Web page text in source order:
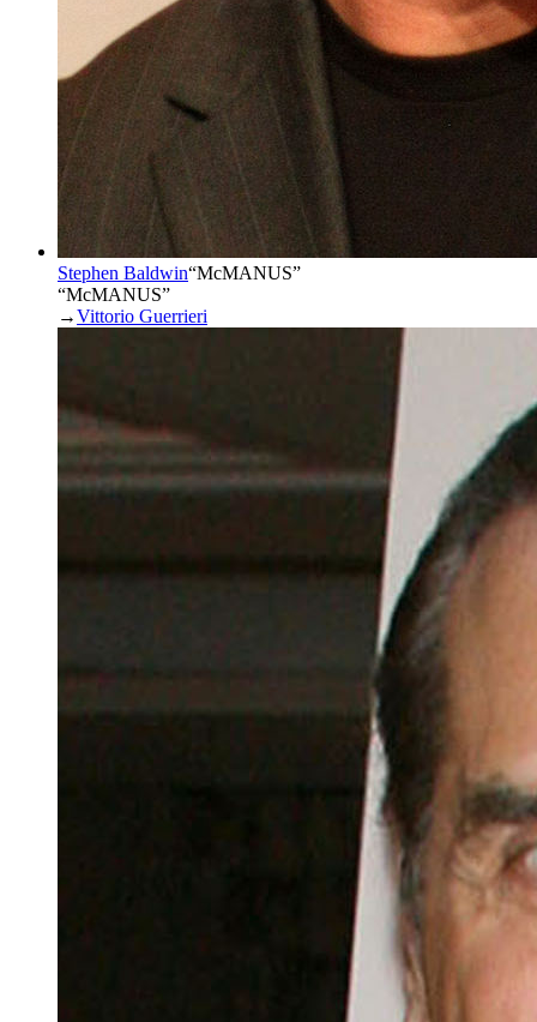
Stephen Baldwin“McMANUS”
“McMANUS”
→Vittorio Guerrieri